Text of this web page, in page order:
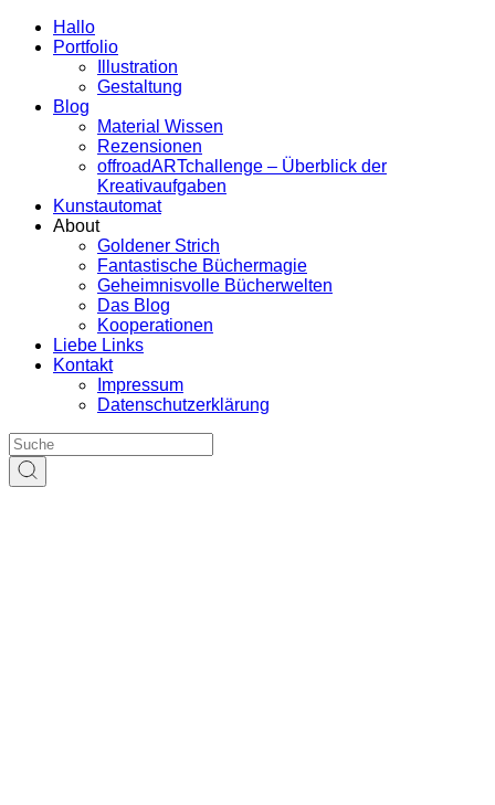
Hallo
Portfolio
Illustration
Gestaltung
Blog
Material Wissen
Rezensionen
offroadARTchallenge – Überblick der
Kreativaufgaben
Kunstautomat
About
Goldener Strich
Fantastische Büchermagie
Geheimnisvolle Bücherwelten
Das Blog
Kooperationen
Liebe Links
Kontakt
Impressum
Datenschutzerklärung